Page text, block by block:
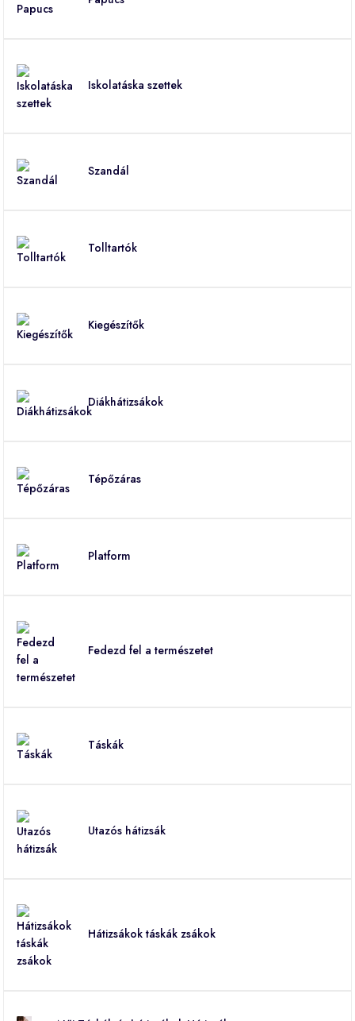
Iskolatáska szettek
Szandál
Tolltartók
Kiegészítők
Diákhátizsákok
Tépőzáras
Platform
Fedezd fel a természetet
Táskák
Utazós hátizsák
Hátizsákok táskák zsákok